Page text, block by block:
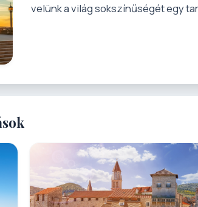
velünk a világ sokszínűségét egy